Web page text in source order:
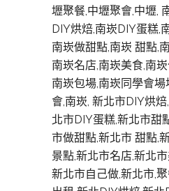
壢聚餐,中壢聚會,中壢,
DIY烘焙,南崁DIY蛋糕,
南崁做甜點,南崁 甜點,
南崁名店,南崁美食,南
南崁包場,南崁同學會
會,南崁, 新北市DIY烘
北市DIY蛋糕,新北市甜
市做甜點,新北市 甜點,
景點,新北市名店,新北
新北市自己做,新北市,